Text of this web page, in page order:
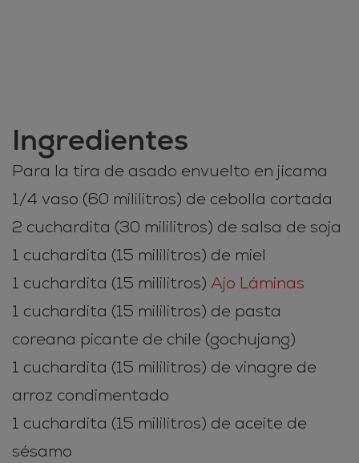
Ingredientes
Para la tira de asado envuelto en jícama
1/4 vaso (60 mililitros) de cebolla cortada
2 cuchardita (30 mililitros) de salsa de soja
1 cuchardita (15 mililitros) de miel
1 cuchardita (15 mililitros) Ajo Láminas
1 cuchardita (15 mililitros) de pasta
coreana picante de chile (gochujang)
1 cuchardita (15 mililitros) de vinagre de
arroz condimentado
1 cuchardita (15 mililitros) de aceite de
sésamo